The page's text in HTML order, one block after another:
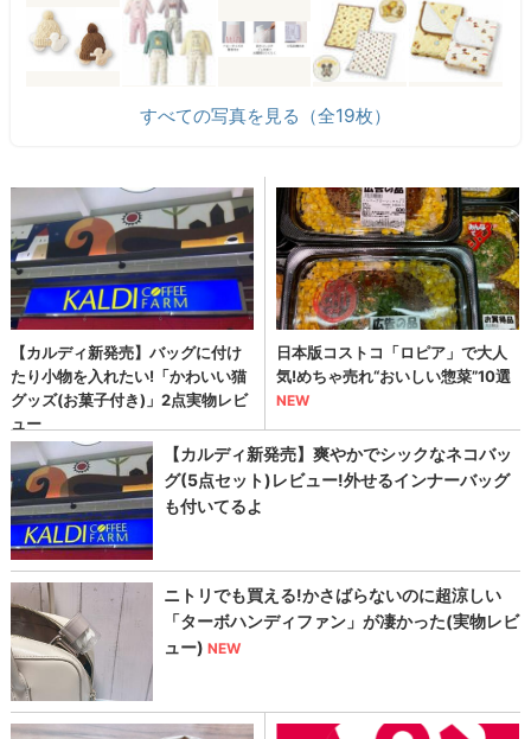
すべての写真を見る（全19枚）